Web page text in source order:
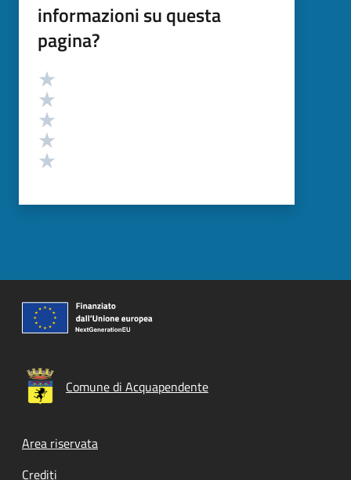
informazioni su questa
pagina?
Valutazione
Comune di Acquapendente
Footer menu
Area riservata
Crediti